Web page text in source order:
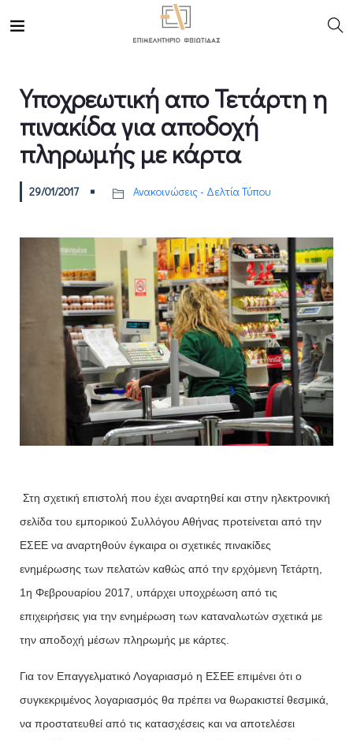
Υποχρεωτική απο Τετάρτη η
πινακίδα για αποδοχή
πληρωμής με κάρτα
29/01/2017 Ανακοινώσεις - Δελτία Τύπου
Στη σχετική επιστολή που έχει αναρτηθεί και στην ηλεκτρονική
σελίδα του εμπορικού Συλλόγου Αθήνας προτείνεται από την
ΕΣΕΕ να αναρτηθούν έγκαιρα οι σχετικές πινακίδες
ενημέρωσης των πελατών καθώς από την ερχόμενη Τετάρτη,
1η Φεβρουαρίου 2017, υπάρχει υποχρέωση από τις
επιχειρήσεις για την ενημέρωση των καταναλωτών σχετικά με
την αποδοχή μέσων πληρωμής με κάρτες.
Για τον Επαγγελματικό Λογαριασμό η ΕΣΕΕ επιμένει ότι ο
συγκεκριμένος λογαριασμός θα πρέπει να θωρακιστεί θεσμικά,
να προστατευθεί από τις κατασχέσεις και να αποτελέσει